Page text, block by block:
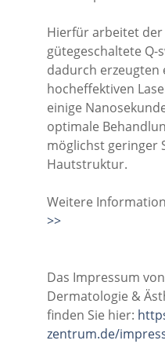
Hierfür arbeitet der
gütegeschaltete Q-
dadurch erzeugten
hocheffektiven
einige
optimale
möglichst geringer
Hautstruktur.
Weitere
>>
Das Impressum
Dermatologie &
finden Sie hier:
zentrum.de/